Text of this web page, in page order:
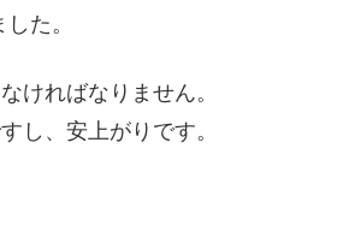
た。
ければなりません。
し、安上がりです。